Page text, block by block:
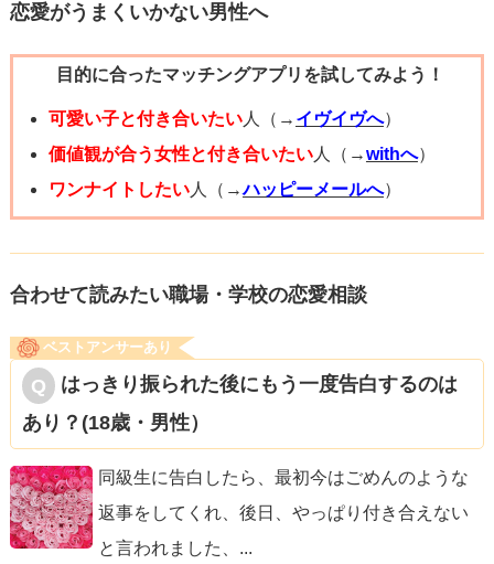
恋愛がうまくいかない男性へ
目的に合ったマッチングアプリを試してみよう！
可愛い子と付き合いたい人（→ イヴイヴへ）
価値観が合う女性と付き合いたい人（→withへ）
ワンナイトしたい人（→ハッピーメールへ）
合わせて読みたい職場・学校の恋愛相談
ベストアンサーあり
はっきり振られた後にもう一度告白するのは
あり？(18歳・男性）
同級生に告白したら、最初今はごめんのような
返事をしてくれ、後日、やっぱり付き合えない
と言われました、 ...